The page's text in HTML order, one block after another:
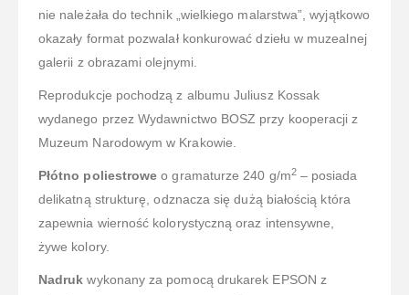
nie należała do technik „wielkiego malarstwa”, wyjątkowo
okazały format pozwalał konkurować dziełu w muzealnej
galerii z obrazami olejnymi.
Reprodukcje pochodzą z albumu Juliusz Kossak
wydanego przez Wydawnictwo BOSZ przy kooperacji z
Muzeum Narodowym w Krakowie.
Płótno poliestroweo gramaturze 240 g/m2– posiada
delikatną strukturę, odznacza się dużą białością która
zapewnia wierność kolorystyczną oraz intensywne,
żywe kolory.
Nadruk wykonany za pomocą drukarek EPSON z